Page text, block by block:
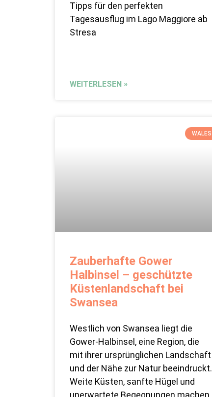
Tipps für den perfekten
Tagesausflug im Lago Maggiore ab
Stresa
WEITERLESEN »
WALES
Zauberhafte Gower
Halbinsel – geschützte
Küstenlandschaft bei
Swansea
Westlich von Swansea liegt die
Gower-Halbinsel, eine Region, die
mit ihrer ursprünglichen Landschaft
und der Nähe zur Natur beeindruckt.
Weite Küsten, sanfte Hügel und
unerwartete Begegnungen machen